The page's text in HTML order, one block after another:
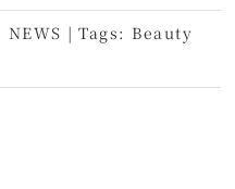
NEWS | Tags:Beauty